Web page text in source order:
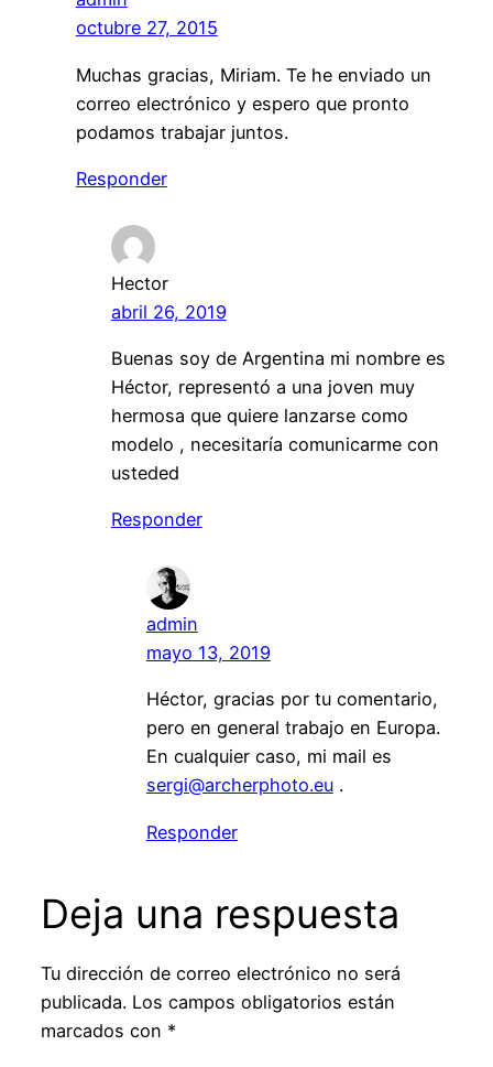
octubre 27, 2015
Muchas gracias, Miriam. Te he enviado un
correo electrónico y espero que pronto
podamos trabajar juntos.
Responder
Hector
abril 26, 2019
Buenas soy de Argentina mi nombre es
Héctor, representó a una joven muy
hermosa que quiere lanzarse como
modelo , necesitaría comunicarme con
usteded
Responder
admin
mayo 13, 2019
Héctor, gracias por tu comentario,
pero en general trabajo en Europa.
En cualquier caso, mi mail es
sergi@archerphoto.eu.
Responder
Deja una respuesta
Tu dirección de correo electrónico no será
publicada. Los campos obligatorios están
marcados con *